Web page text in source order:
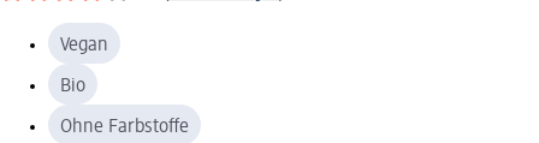
Vegan
Bio
Ohne Farbstoffe